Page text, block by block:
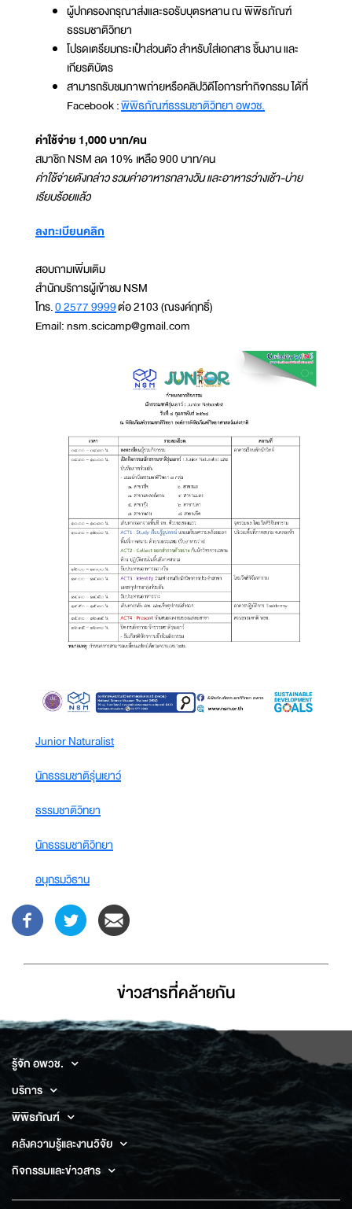
ผู้ปกครองกรุณาส่งและรอรับบุตรหลาน ณ พิพิธภัณฑ์
ธรรมชาติวิทยา
โปรดเตรียมกระเป๋าส่วนตัว สำหรับใส่เอกสาร ชิ้นงาน และ
เกียรติบัตร
สามารถรับชมภาพถ่ายหรือคลิปวิดีโอการทำกิจกรรม ได้ที่
Facebook :พิพิธภัณฑ์ธรรมชาติวิทยา อพวช.
ค่าใช้จ่าย 1,000 บาท/คน
สมาชิก NSM ลด 10% เหลือ 900 บาท/คน
ค่าใช้จ่ายดังกล่าว รวมค่าอาหารกลางวัน และอาหารว่างเช้า-บ่าย
เรียบร้อยแล้ว
ลงทะเบียนคลิก
สอบถามเพิ่มเติม
สำนักบริการผู้เข้าชม NSM
โทร.0 2577 9999ต่อ 2103 (ณรงค์ฤทธิ์)
Email: nsm.scicamp@gmail.com
Junior Naturalist
นักธรรมชาติรุ่นเยาว์
ธรรมชาติวิทยา
นักธรรมชาติวิทยา
อนุกรมวิธาน
ข่าวสารที่่คล้ายกัน
รู้จัก อพวช.
บริการ
พิพิธภัณฑ์
คลังความรู้และงานวิจัย
กิจกรรมและข่าวสาร